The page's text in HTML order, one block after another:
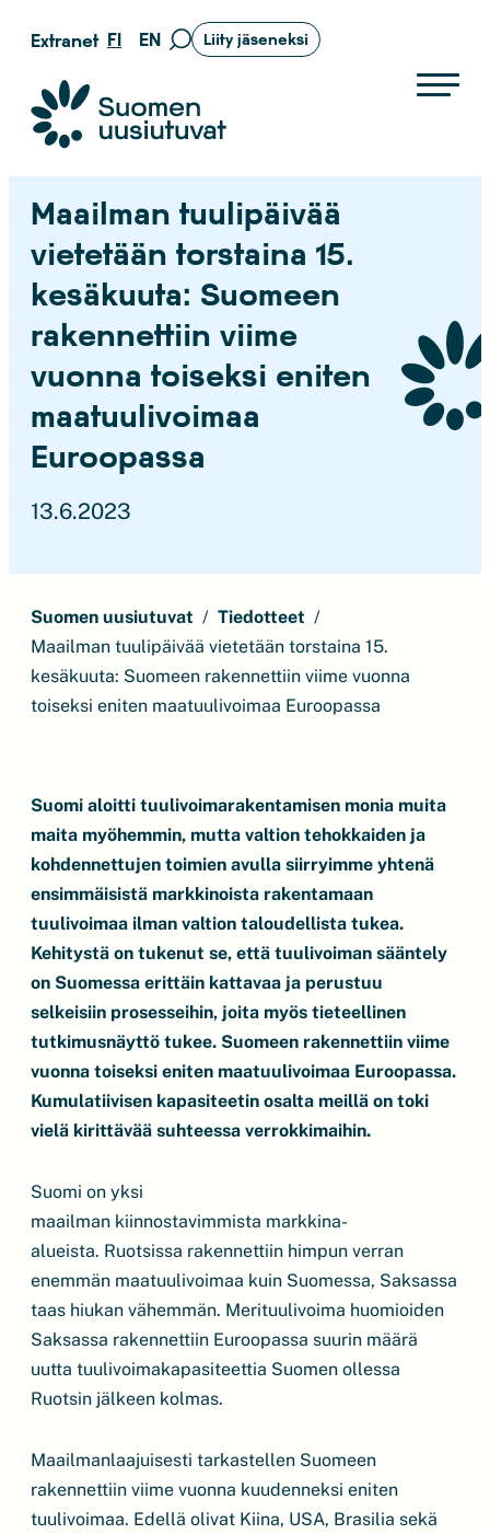
Siirry
sisältöön
Extranet FI EN
Siirry
Liity jäseneksi
Suomen uusiutuvat ry
Maailman tuulipäivää
vietetään torstaina 15.
kesäkuuta: Suomeen
rakennettiin viime
vuonna toiseksi eniten
maatuulivoimaa
Euroopassa
13.6.2023
Suomen uusiutuvat
Tiedotteet
Maailman tuulipäivää vietetään torstaina 15.
kesäkuuta: Suomeen rakennettiin viime vuonna
toiseksi eniten maatuulivoimaa Euroopassa
Suomi aloitti tuulivoimarakentamisen monia muita
maita myöhemmin, mutta valtion tehokkaiden ja
kohdennettujen toimien avulla siirryimme yhtenä
ensimmäisistä markkinoista rakentamaan
tuulivoimaa ilman valtion taloudellista tukea.
Kehitystä on tukenut se, että tuulivoiman sääntely
on Suomessa erittäin kattavaa ja perustuu
selkeisiin prosesseihin, joita myös tieteellinen
tutkimusnäyttö tukee. Suomeen rakennettiin viime
vuonna toiseksi eniten maatuulivoimaa Euroopassa.
Kumulatiivisen kapasiteetin osalta meillä on toki
vielä kirittävää suhteessa verrokkimaihin.
Suomi on yksi
maailman kiinnostavimmista markkina-
alueista. Ruotsissa rakennettiin himpun verran
enemmän maatuulivoimaa kuin Suomessa, Saksassa
taas hiukan vähemmän. Merituulivoima huomioiden
Saksassa rakennettiin Euroopassa suurin määrä
uutta tuulivoimakapasiteettia Suomen ollessa
Ruotsin jälkeen kolmas.
Maailmanlaajuisesti tarkastellen Suomeen
rakennettiin viime vuonna kuudenneksi eniten
tuulivoimaa. Edellä olivat Kiina, USA, Brasilia sekä